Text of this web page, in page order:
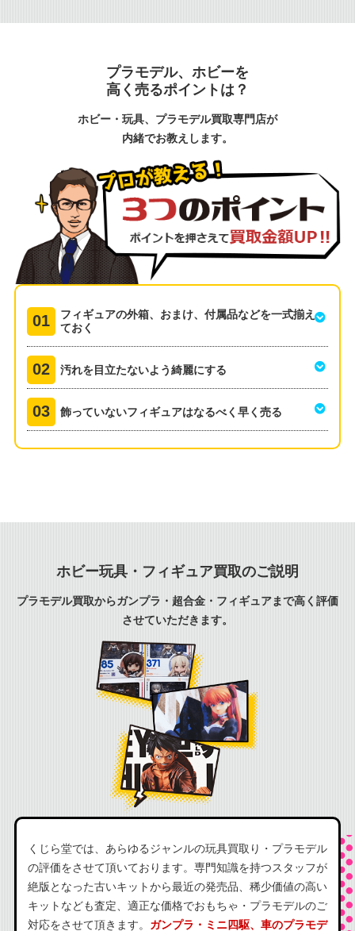
プラモデル、ホビーを
高く売るポイントは？
ホビー・玩具、プラモデル買取専門店が
内緒でお教えします。
フィギュアの外箱、おまけ、付属品などを一式揃え
ておく
汚れを目立たないよう綺麗にする
飾っていないフィギュアはなるべく早く売る
ホビー玩具・フィギュア買取のご説明
プラモデル買取からガンプラ・超合金・フィギュアまで高く評価
させていただきます。
くじら堂では、あらゆるジャンルの玩具買取り・プラモデル
の評価をさせて頂いております。専門知識を持つスタッフが
絶版となった古いキットから最近の発売品、稀少価値の高い
キットなども査定、適正な価格でおもちゃ・プラモデルのご
対応をさせて頂きます。 ガンプラ・ミニ四駆、車のプラモデ